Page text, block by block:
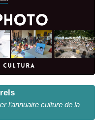
l’annuaire culture de la